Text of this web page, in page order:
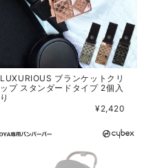
LUXURIOUS ブランケットクリ
ップ スタンダードタイプ 2個入
り
¥2,420